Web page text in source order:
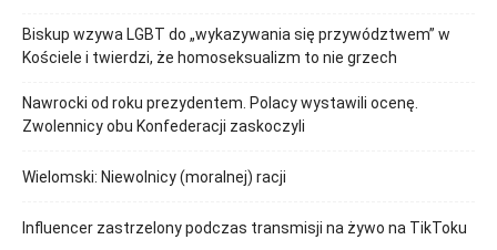
Biskup wzywa LGBT do „wykazywania się przywództwem” w
Kościele i twierdzi, że homoseksualizm to nie grzech
Nawrocki od roku prezydentem. Polacy wystawili ocenę.
Zwolennicy obu Konfederacji zaskoczyli
Wielomski: Niewolnicy (moralnej) racji
Influencer zastrzelony podczas transmisji na żywo na TikToku